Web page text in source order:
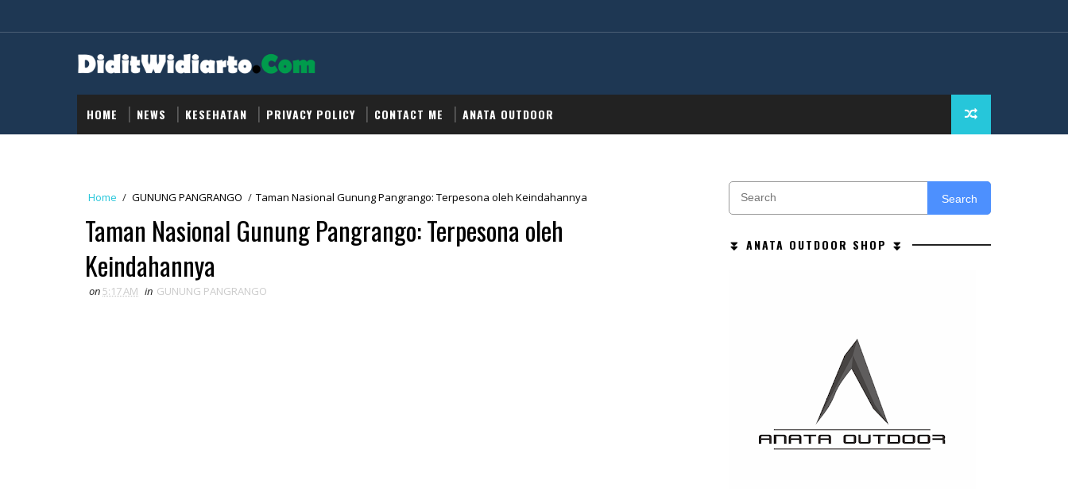
HOME NEWS KESEHATAN PRIVACY POLICY CONTACT ME ANATA OUTDOOR
Home / GUNUNG PANGRANGO / Taman Nasional Gunung Pangrango: Terpesona oleh Keindahannya
Taman Nasional Gunung Pangrango: Terpesona oleh
Keindahannya
on 5:17 AM in GUNUNG PANGRANGO
Search
⏬ ANATA OUTDOOR SHOP ⏬